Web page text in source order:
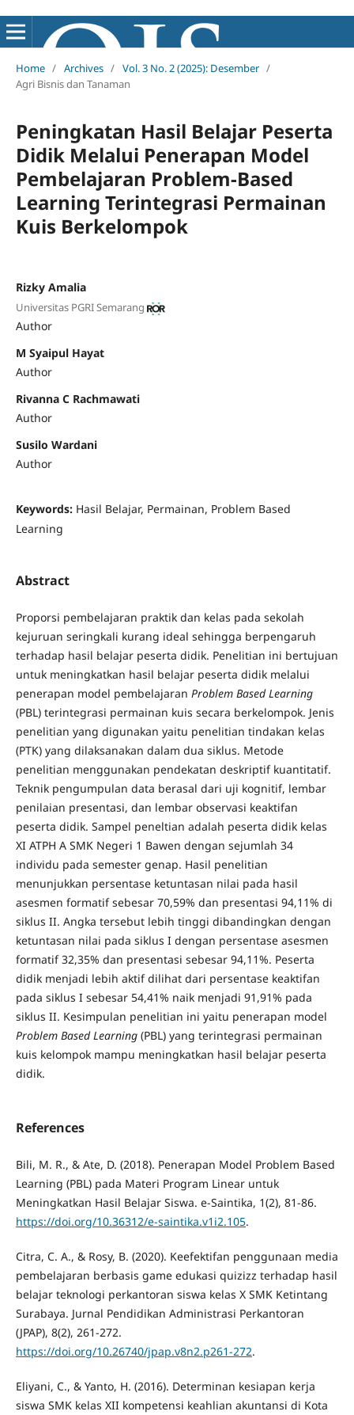
Home / Archives / Vol. 3 No. 2 (2025): Desember /
Agri Bisnis dan Tanaman
Peningkatan Hasil Belajar Peserta
Didik Melalui Penerapan Model
Pembelajaran Problem-Based
Learning Terintegrasi Permainan
Kuis Berkelompok
Rizky Amalia
Universitas PGRI Semarang
Author
M Syaipul Hayat
Author
Rivanna C Rachmawati
Author
Susilo Wardani
Author
Keywords: Hasil Belajar, Permainan, Problem Based
Learning
Abstract
Proporsi pembelajaran praktik dan kelas pada sekolah
kejuruan seringkali kurang ideal sehingga berpengaruh
terhadap hasil belajar peserta didik. Penelitian ini bertujuan
untuk meningkatkan hasil belajar peserta didik melalui
penerapan model pembelajaran Problem Based Learning
(PBL) terintegrasi permainan kuis secara berkelompok. Jenis
penelitian yang digunakan yaitu penelitian tindakan kelas
(PTK) yang dilaksanakan dalam dua siklus. Metode
penelitian menggunakan pendekatan deskriptif kuantitatif.
Teknik pengumpulan data berasal dari uji kognitif, lembar
penilaian presentasi, dan lembar observasi keaktifan
peserta didik. Sampel peneltian adalah peserta didik kelas
XI ATPH A SMK Negeri 1 Bawen dengan sejumlah 34
individu pada semester genap. Hasil penelitian
menunjukkan persentase ketuntasan nilai pada hasil
asesmen formatif sebesar 70,59% dan presentasi 94,11% di
siklus II. Angka tersebut lebih tinggi dibandingkan dengan
ketuntasan nilai pada siklus I dengan persentase asesmen
formatif 32,35% dan presentasi sebesar 94,11%. Peserta
didik menjadi lebih aktif dilihat dari persentase keaktifan
pada siklus I sebesar 54,41% naik menjadi 91,91% pada
siklus II. Kesimpulan penelitian ini yaitu penerapan model
Problem Based Learning(PBL) yang terintegrasi permainan
kuis kelompok mampu meningkatkan hasil belajar peserta
didik.
References
Bili, M. R., & Ate, D. (2018). Penerapan Model Problem Based
Learning (PBL) pada Materi Program Linear untuk
Meningkatkan Hasil Belajar Siswa. e-Saintika, 1(2), 81-86.
https://doi.org/10.36312/e-saintika.v1i2.105.
Citra, C. A., & Rosy, B. (2020). Keefektifan penggunaan media
pembelajaran berbasis game edukasi quizizz terhadap hasil
belajar teknologi perkantoran siswa kelas X SMK Ketintang
Surabaya. Jurnal Pendidikan Administrasi Perkantoran
(JPAP), 8(2), 261-272.
https://doi.org/10.26740/jpap.v8n2.p261-272.
Eliyani, C., & Yanto, H. (2016). Determinan kesiapan kerja
siswa SMK kelas XII kompetensi keahlian akuntansi di Kota